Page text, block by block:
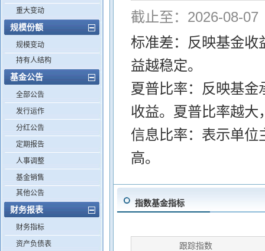
重大变动
规模份额
规模变动
持有人结构
基金公告
全部公告
发行运作
分红公告
定期报告
人事调整
基金销售
其他公告
财务报表
财务指标
资产负债表
截止至：2026-08-07
标准差：反映基金收
益越稳定。
夏普比率：反映基金
收益。夏普比率越大
信息比率：表示单位
高。
指数基金指标
跟踪指数